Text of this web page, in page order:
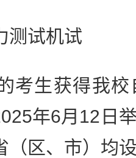
试机试
生获得我校
年6月12日
（区、市）均